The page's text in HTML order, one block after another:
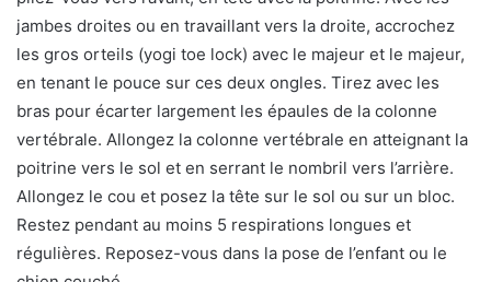
jambes droites ou en travaillant vers la droite, accrochez
les gros orteils (yogi toe lock) avec le majeur et le majeur,
en tenant le pouce sur ces deux ongles. Tirez avec les
bras pour écarter largement les épaules de la colonne
vertébrale. Allongez la colonne vertébrale en atteignant la
poitrine vers le sol et en serrant le nombril vers l’arrière.
Allongez le cou et posez la tête sur le sol ou sur un bloc.
Restez pendant au moins 5 respirations longues et
régulières. Reposez-vous dans la pose de l’enfant ou le